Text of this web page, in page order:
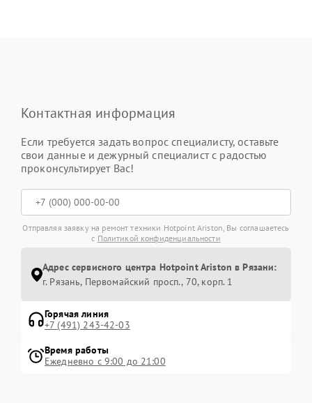
Контактная информация
Если требуется задать вопрос специалисту, оставьте
свои данные и дежурный специалист с радостью
проконсультирует Вас!
Отправляя заявку на ремонт техники Hotpoint Ariston, Вы соглашаетесь
с Политикой конфиденциальности
Адрес сервисного центра Hotpoint Ariston в Рязани:
г. Рязань, Первомайский просп., 70, корп. 1
Горячая линия
+7 (491) 243-42-03
Время работы
Ежедневно с 9:00 до 21:00